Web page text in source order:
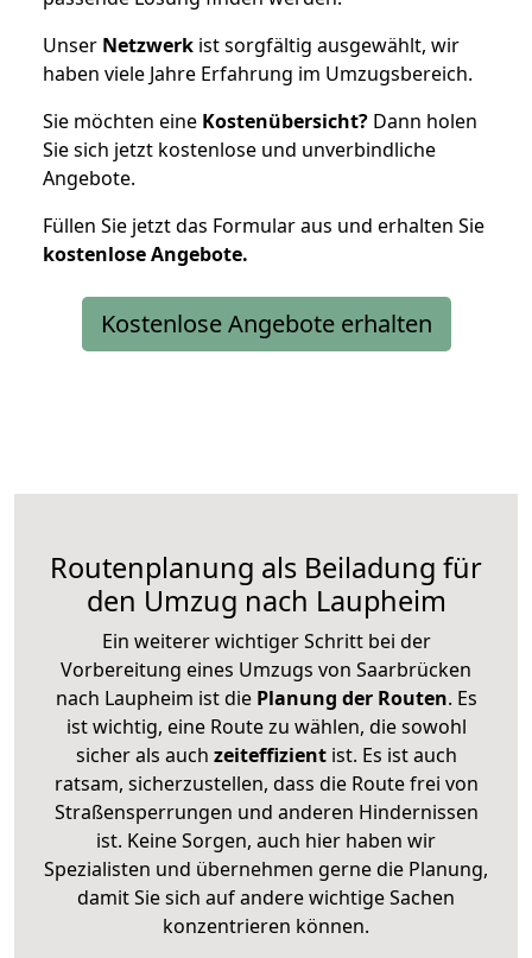
Unser Netzwerk ist sorgfältig ausgewählt, wir
haben viele Jahre Erfahrung im Umzugsbereich.
Sie möchten eine Kostenübersicht? Dann holen
Sie sich jetzt kostenlose und unverbindliche
Angebote.
Füllen Sie jetzt das Formular aus und erhalten Sie
kostenloseAngebote.
Kostenlose Angebote erhalten
Routenplanung als Beiladung für
den Umzug nach Laupheim
Ein weiterer wichtiger Schritt bei der
Vorbereitung eines Umzugs von Saarbrücken
nach Laupheim ist diePlanung der Routen. Es
ist wichtig, eine Route zu wählen, die sowohl
sicher als auch zeiteffizientist. Es ist auch
ratsam, sicherzustellen, dass die Route frei von
Straßensperrungen und anderen Hindernissen
ist. Keine Sorgen, auch hier haben wir
Spezialisten und übernehmen gerne die Planung,
damit Sie sich auf andere wichtige Sachen
konzentrieren können.